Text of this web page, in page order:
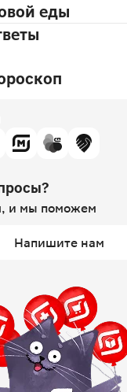
еды
и мы поможем
Напишите нам